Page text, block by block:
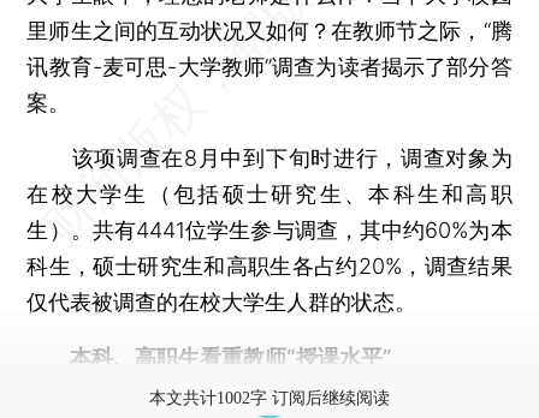
里师生之间的互动状况又如何？在教师节之际，“腾
讯教育-麦可思-大学教师”调查为读者揭示了部分答
案。
该项调查在8月中到下旬时进行，调查对象为
在校大学生（包括硕士研究生、本科生和高职
生）。共有4441位学生参与调查，其中约60%为本
科生，硕士研究生和高职生各占约20%，调查结果
仅代表被调查的在校大学生人群的状态。
本科、高职生看重教师“授课水平”
本文共计1002字 订阅后继续阅读